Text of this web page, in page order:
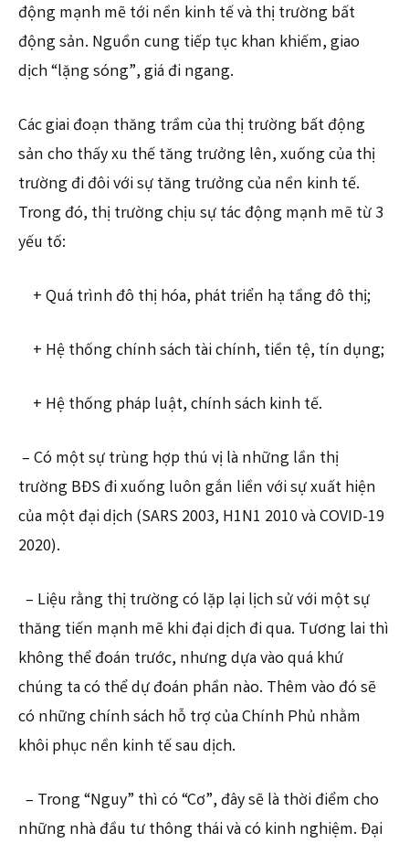
động mạnh mẽ tới nền kinh tế và thị trường bất
động sản. Nguồn cung tiếp tục khan khiếm, giao
dịch “lặng sóng”, giá đi ngang.
Các giai đoạn thăng trầm của thị trường bất động
sản cho thấy xu thế tăng trưởng lên, xuống của thị
trường đi đôi với sự tăng trưởng của nền kinh tế.
Trong đó, thị trường chịu sự tác động mạnh mẽ từ 3
yếu tố:
+ Quá trình đô thị hóa, phát triển hạ tầng đô thị;
+ Hệ thống chính sách tài chính, tiền tệ, tín dụng;
+ Hệ thống pháp luật, chính sách kinh tế.
– Có một sự trùng hợp thú vị là những lần thị
trường BĐS đi xuống luôn gắn liền với sự xuất hiện
của một đại dịch (SARS 2003, H1N1 2010 và COVID-19
2020).
– Liệu rằng thị trường có lặp lại lịch sử với một sự
thăng tiến mạnh mẽ khi đại dịch đi qua. Tương lai thì
không thể đoán trước, nhưng dựa vào quá khứ
chúng ta có thể dự đoán phần nào. Thêm vào đó sẽ
có những chính sách hỗ trợ của Chính Phủ nhằm
khôi phục nền kinh tế sau dịch.
– Trong “Nguy” thì có “Cơ”, đây sẽ là thời điểm cho
những nhà đầu tư thông thái và có kinh nghiệm. Đại